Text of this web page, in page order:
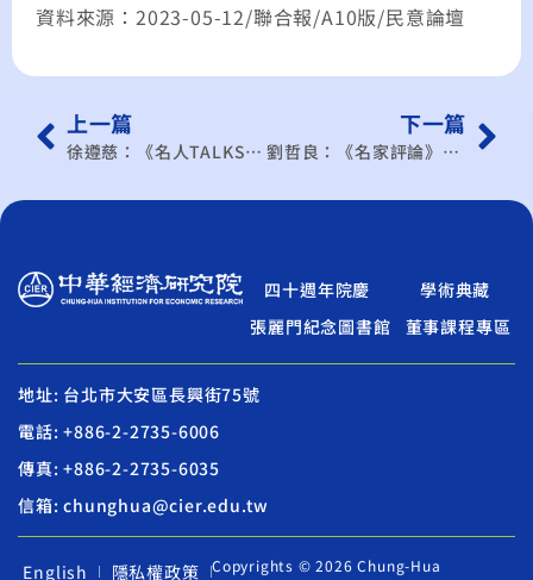
資料來源：2023-05-12/聯合報/A10版/民意論壇
上一篇
徐遵慈：《名人TALKS》中國正排除加入ＣＰＴＰＰ的政經障礙
下一篇
劉哲良：《名家評論》碳費、碳權與碳交易所 是夥伴而非對手
四十週年院慶
學術典藏
張麗門紀念圖書館
董事課程專區
地址: 台北市大安區長興街75號
電話: +886-2-2735-6006
傳真: +886-2-2735-6035
信箱: chunghua@cier.edu.tw
English 隱私權政策
Copyrights © 2026 Chung-Hua